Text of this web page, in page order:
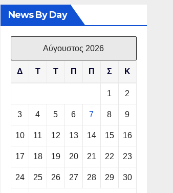
News By Day
Αύγουστος 2026
Δ Τ Τ Π Π Σ Κ
1 2
3 4 5 6 7 8 9
10 11 12 13 14 15 16
17 18 19 20 21 22 23
24 25 26 27 28 29 30